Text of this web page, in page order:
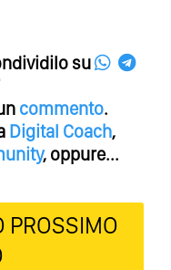
su
commento.
Digital Coach,
, oppure...
PROSSIMO